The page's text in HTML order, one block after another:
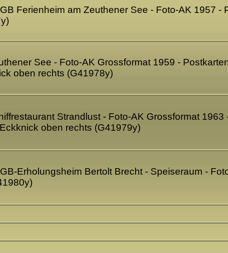
Ferienheim am Zeuthener See - Foto-AK 1957 -
See - Foto-AK Grossformat 1959 -
oben rechts (G41978y)
Strandlust - Foto-AK Grossformat
oben rechts (G41979y)
Erholungsheim Bertolt Brecht - Speiseraum -